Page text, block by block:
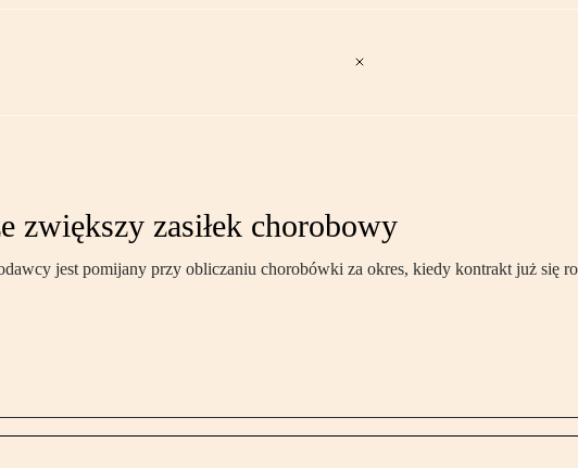
zwiększy zasiłek chorobowy
jest pomijany przy obliczaniu chorobówki za okres, kiedy kontrakt już się